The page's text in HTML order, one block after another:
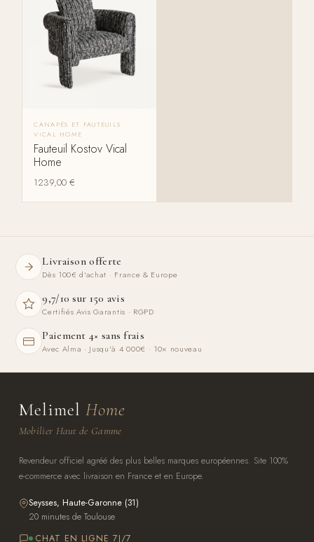
CANAPÉS ET FAUTEUILS
VICAL HOME
Fauteuil Kostov Vical
Home
1239,00€
Livraison offerte
Dès 100€ d'achat · France & Europe
9,7/10 sur 150 avis
Certifiés Avis Garantis · RGPD
Paiement 4× sans frais
Avec Alma · Jusqu'à 4 000€ · 10× nouveau
Melimel Home
Mobilier Haut de Gamme
Revendeur officiel agréé des plus belles marques européennes. Site 100%
e-commerce avec livraison en France et en Europe.
Seysses, Haute-Garonne (31)
20 minutes de Toulouse
CHAT EN LIGNE 7J/7